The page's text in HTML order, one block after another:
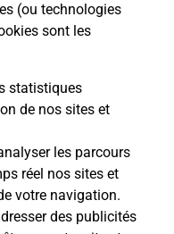
(ou technologies
sont les
statistiques
de nos sites et
les parcours
réel nos sites et
votre navigation.
des publicités
t-elle
?
de la route